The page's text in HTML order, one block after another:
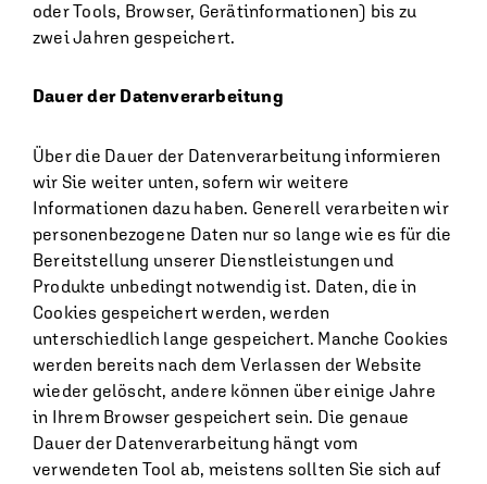
oder Tools, Browser, Gerätinformationen) bis zu
zwei Jahren gespeichert.
Dauer der Datenverarbeitung
Über die Dauer der Datenverarbeitung informieren
wir Sie weiter unten, sofern wir weitere
Informationen dazu haben. Generell verarbeiten wir
personenbezogene Daten nur so lange wie es für die
Bereitstellung unserer Dienstleistungen und
Produkte unbedingt notwendig ist. Daten, die in
Cookies gespeichert werden, werden
unterschiedlich lange gespeichert. Manche Cookies
werden bereits nach dem Verlassen der Website
wieder gelöscht, andere können über einige Jahre
in Ihrem Browser gespeichert sein. Die genaue
Dauer der Datenverarbeitung hängt vom
verwendeten Tool ab, meistens sollten Sie sich auf